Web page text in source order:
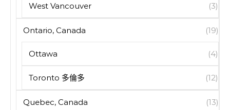
West Vancouver (3)
Ontario, Canada (19)
Ottawa (4)
Toronto 多倫多 (12)
Quebec, Canada (13)